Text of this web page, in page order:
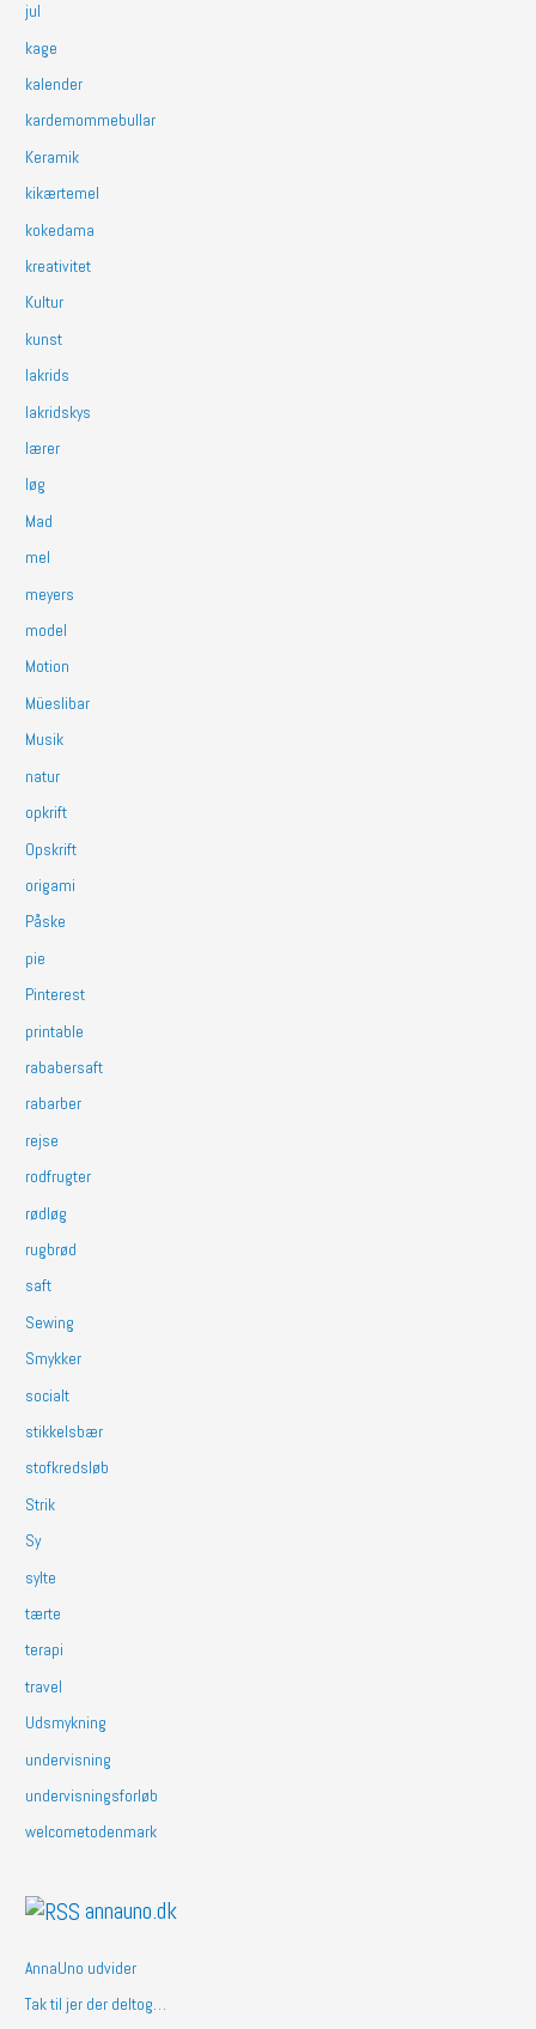
jul
kage
kalender
kardemommebullar
Keramik
kikærtemel
kokedama
kreativitet
Kultur
kunst
lakrids
lakridskys
lærer
løg
Mad
mel
meyers
model
Motion
Müeslibar
Musik
natur
opkrift
Opskrift
origami
Påske
pie
Pinterest
printable
rababersaft
rabarber
rejse
rodfrugter
rødløg
rugbrød
saft
Sewing
Smykker
socialt
stikkelsbær
stofkredsløb
Strik
Sy
sylte
tærte
terapi
travel
Udsmykning
undervisning
undervisningsforløb
welcometodenmark
annauno.dk
AnnaUno udvider
Tak til jer der deltog…